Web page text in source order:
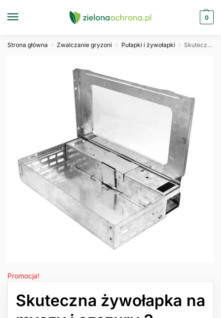
0
Strona główna / Zwalczanie gryzoni / Pułapki i żywołapki / Skuteczna żywołapka na myszy i szczury 3 zapadki VACO
Promocja!
Skuteczna żywołapka na